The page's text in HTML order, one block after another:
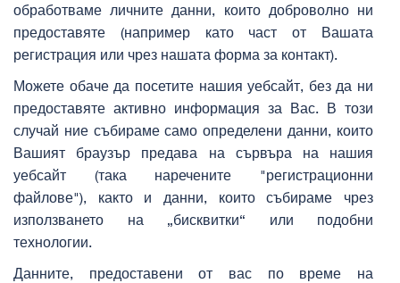
обработваме личните данни, които доброволно ни
предоставяте (например като част от Вашата
регистрация или чрез нашата форма за контакт).
Можете обаче да посетите нашия уебсайт, без да ни
предоставяте активно информация за Вас. В този
случай ние събираме само определени данни, които
Вашият браузър предава на сървъра на нашия
уебсайт (така наречените "регистрационни
файлове"), както и данни, които събираме чрез
използването на „бисквитки“ или подобни
технологии.
Данните, предоставени от вас по време на